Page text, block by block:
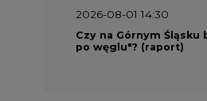
2026-08-01 14:30
Czy na Górnym Śląsku
po węglu"? (raport)